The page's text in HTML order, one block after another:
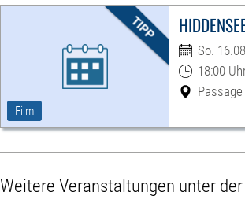
Film
So.
18:00
Weitere Veranstaltungen unter